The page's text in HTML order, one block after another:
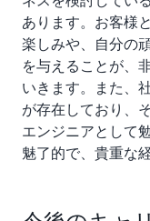
あります。お客様
楽しみや、自分の
を与えることが、
いきます。また、
が存在しており、
エンジニアとして
魅了的で、貴重な